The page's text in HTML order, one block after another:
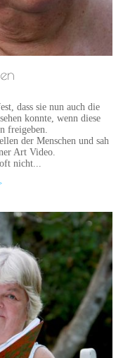
dass sie nun auch die
konnte, wenn diese
der Menschen und sah
Art Video.
nicht...